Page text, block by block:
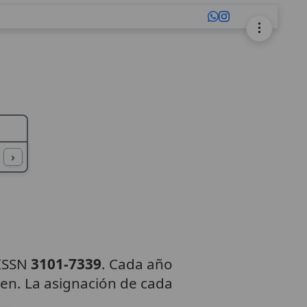
L
›
3101-7339. Cada año
La asignación de cada